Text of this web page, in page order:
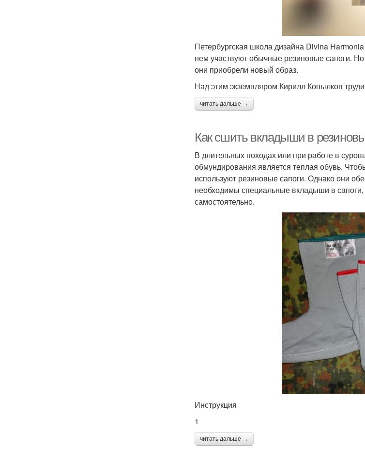
Петербургская школа дизайна Divina
нем участвуют обычные резиновые сапоги.
они приобрели новый образ.
Над этим экземпляром Кирилл Копылков
читать дальше →
Как сшить вкладыши в
В длительных походах или при работе в
обмундирования является теплая обувь.
используют резиновые сапоги. Однако они
необходимы специальные вкладыши в
самостоятельно.
Инструкция
1
читать дальше →